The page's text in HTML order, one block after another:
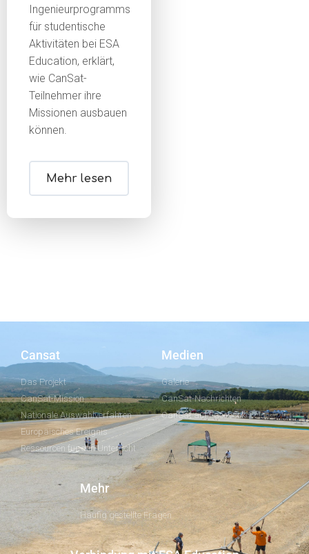
Ingenieurprogramms
für studentische
Aktivitäten bei ESA
Education, erklärt,
wie CanSat-
Teilnehmer ihre
Missionen ausbauen
können.
Mehr lesen
Cansat
Das Projekt
CanSat-Mission
Nationale Auswahlverfahren
Europäisches Ereignis
Ressourcen für den Unterricht
Medien
Galerie
CanSat-Nachrichten
CanSat auf Facebook
Mehr
Häufig gestellte Fragen